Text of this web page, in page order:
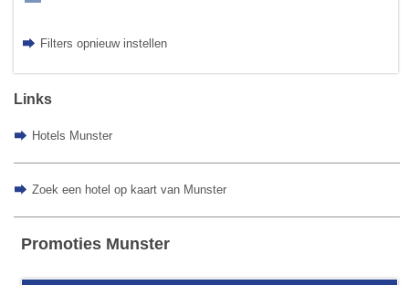
Filters opnieuw instellen
Links
Hotels Munster
Zoek een hotel op kaart van Munster
Promoties Munster